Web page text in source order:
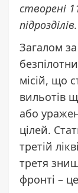
створені
підрозділів.
Загалом
місій, що
вильотів
або
цілей.
третій
третя
фронті –